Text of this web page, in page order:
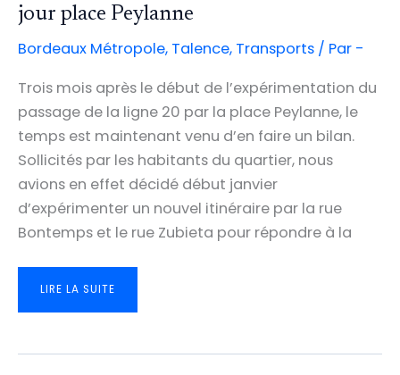
jour place Peylanne
Bordeaux Métropole, Talence, Transports / Par -
Trois mois après le début de l’expérimentation du
passage de la ligne 20 par la place Peylanne, le
temps est maintenant venu d’en faire un bilan.
Sollicités par les habitants du quartier, nous
avions en effet décidé début janvier
d’expérimenter un nouvel itinéraire par la rue
Bontemps et le rue Zubieta pour répondre à la
NOUVEL
VOYAGEURS
LIRE LA SUITE